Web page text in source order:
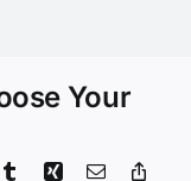
Your
TumblrXing Email